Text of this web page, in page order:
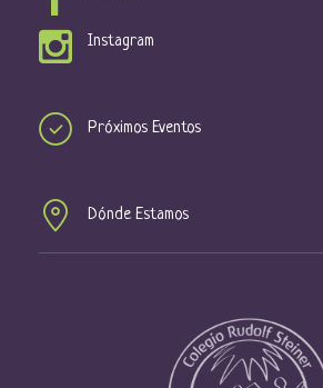
Instagram
Próximos Eventos
Dónde Estamos